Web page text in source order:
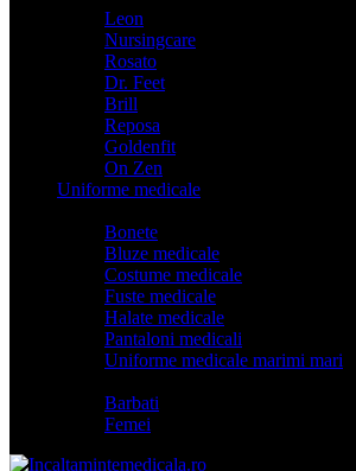
Leon
Nursingcare
Rosato
Dr. Feet
Brill
Reposa
Goldenfit
On Zen
Uniforme medicale
Bonete
Bluze medicale
Costume medicale
Fuste medicale
Halate medicale
Pantaloni medicali
Uniforme medicale marimi mari
Barbati
Femei